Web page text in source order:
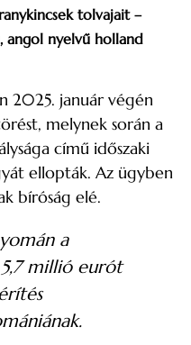
tolvajait –
angol nyelvű holland
2025. január végén
melynek során a
című időszaki
ellopták. Az ügyben
bíróság elé.
a
millió eurót